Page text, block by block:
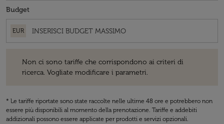
Budget
EUR
Non ci sono tariffe che corrispondono ai criteri di
ricerca. Vogliate modificare i parametri.
* Le tariffe riportate sono state raccolte nelle ultime 48 ore e potrebbero non
essere più disponibili al momento della prenotazione. Tariffe e addebiti
addizionali possono essere applicate per prodotti e servizi opzionali.